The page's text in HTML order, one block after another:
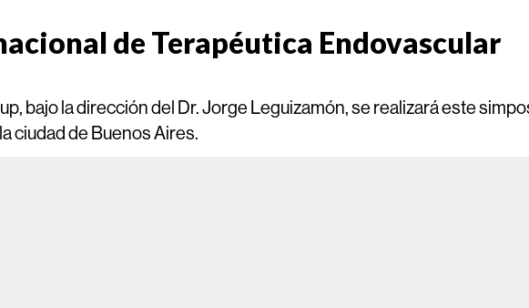
de Terapéutica Endovascular
bajo la dirección del Dr. Jorge Leguizamón, se realizará este
ciudad de Buenos Aires.